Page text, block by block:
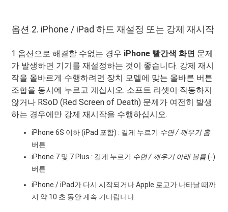
옵션 2. iPhone / iPad 하드 재설정 또는 강제 재시작
1 옵션으로 해결할 수없는 경우 iPhone 빨간색 화면 문제
가 발생하면 기기를 재설정하는 것이 좋습니다. 강제 재시
작을 올바르게 수행하려면 장치 모델에 맞는 올바른 버튼
조합을 동시에 누르고 계십시오. 소프트 리셋이 작동하지
않거나 RSoD (Red Screen of Death) 문제가 여전히 발생
하는 경우에만 강제 재시작을 수행하십시오.
iPhone 6S 이하 (iPad 포함) : 길게 누르기 수면 / 깨우기 홈
버튼
iPhone 7 및 7 Plus : 길게 누르기 수면 / 깨우기 아래 볼륨(-)
버튼
iPhone / iPad가 다시 시작되거나 Apple 로고가 나타날 때까
지 약 10 초 동안 계속 기다립니다.